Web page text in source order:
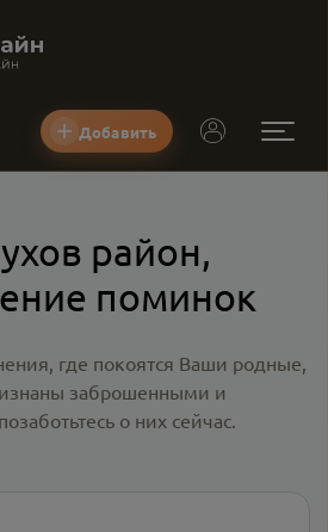
Добавить
район,
поминок
где покоятся Ваши родные,
заброшенными и
о них сейчас.